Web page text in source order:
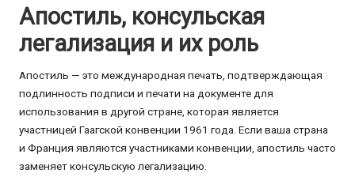
Апостиль, консульская
легализация и их роль
Апостиль — это международная печать, подтверждающая
подлинность подписи и печати на документе для
использования в другой стране, которая является
участницей Гаагской конвенции 1961 года. Если ваша страна
и Франция являются участниками конвенции, апостиль часто
заменяет консульскую легализацию.